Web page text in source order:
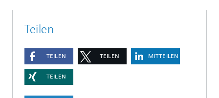
Teilen
TEILEN TEILEN MITTEILEN
TEILEN